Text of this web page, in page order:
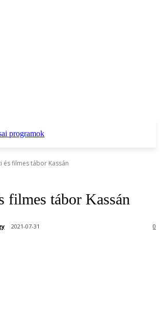
és filmes tábor Kassán
filmes tábor Kassán
2021-07-31 0